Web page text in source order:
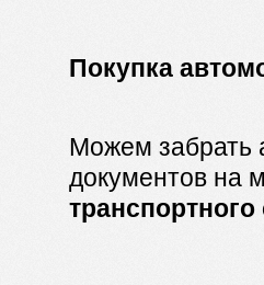
Покупка
Можем забрать
документов на
транспортного